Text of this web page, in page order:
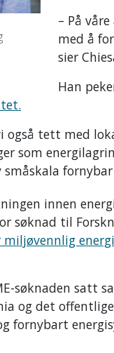
– På
med å
sier
Han
også tett med
som
innen
søknad til
energi
søknaden satt
og det
fornybart